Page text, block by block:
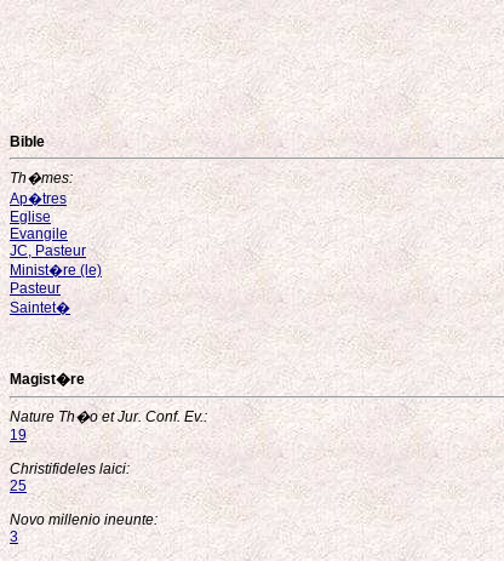
Bible
Th�mes:
Ap�tres
Eglise
Evangile
JC, Pasteur
Minist�re (le)
Pasteur
Saintet�
Magist�re
Nature Th�o et Jur. Conf. Ev.:
19
Christifideles laici:
25
Novo millenio ineunte:
3